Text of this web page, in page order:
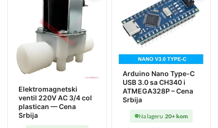
Elektromagnetski
ventil 220V AC 3/4 col
plastican — Cena
Srbija
Arduino Nano Type-C
USB 3.0 sa CH340 i
ATMEGA328P – Cena
Srbija
Na lageru 20+ kom